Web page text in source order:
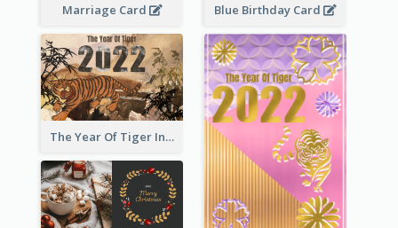
Marriage Card Blue Birthday Card
The Year Of Tiger Ink Illustration New Year Greeting Card